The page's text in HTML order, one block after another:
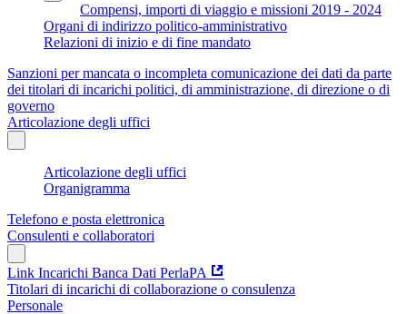
Compensi, importi di viaggio e missioni 2019 - 2024
Organi di indirizzo politico-amministrativo
Relazioni di inizio e di fine mandato
Sanzioni per mancata o incompleta comunicazione dei dati da parte
dei titolari di incarichi politici, di amministrazione, di direzione o di
governo
Articolazione degli uffici
Articolazione degli uffici
Organigramma
Telefono e posta elettronica
Consulenti e collaboratori
Link Incarichi Banca Dati PerlaPA
Titolari di incarichi di collaborazione o consulenza
Personale